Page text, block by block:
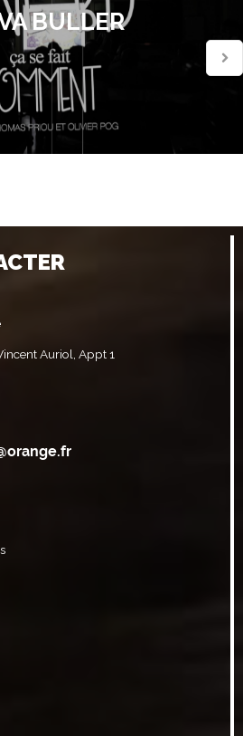
BULLER
Auriol, Appt 1